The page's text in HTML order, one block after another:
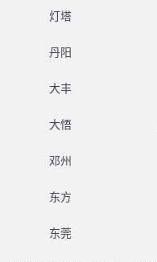
灯塔
丹阳
大丰
大悟
邓州
东方
东莞